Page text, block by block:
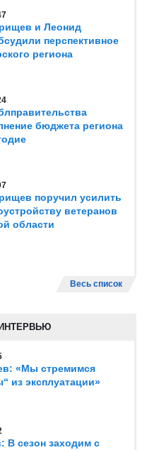
и Леонид
перспективное
региона
бюджета региона
поручил усилить
ветеранов
области
Весь список
«Мы стремимся
из эксплуатации»
В сезон заходим с